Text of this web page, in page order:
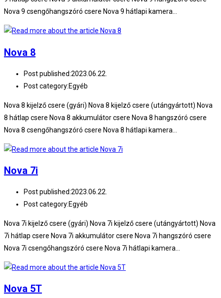
Nova 9 csengőhangszóró csere Nova 9 hátlapi kamera…
Nova 8
Post published:2023.06.22.
Post category:Egyéb
Nova 8 kijelző csere (gyári) Nova 8 kijelző csere (utángyártott) Nova
8 hátlap csere Nova 8 akkumulátor csere Nova 8 hangszóró csere
Nova 8 csengőhangszóró csere Nova 8 hátlapi kamera…
Nova 7i
Post published:2023.06.22.
Post category:Egyéb
Nova 7i kijelző csere (gyári) Nova 7i kijelző csere (utángyártott) Nova
7i hátlap csere Nova 7i akkumulátor csere Nova 7i hangszóró csere
Nova 7i csengőhangszóró csere Nova 7i hátlapi kamera…
Nova 5T